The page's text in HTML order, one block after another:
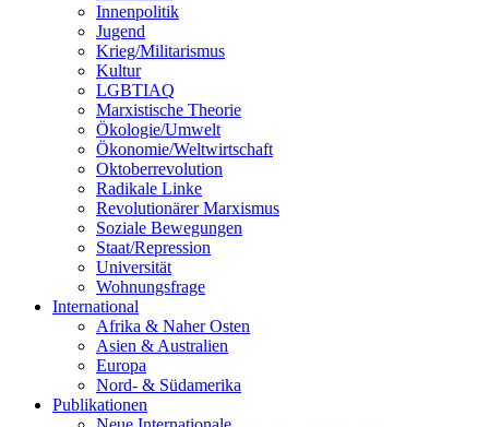
Innenpolitik
Jugend
Krieg/Militarismus
Kultur
LGBTIAQ
Marxistische Theorie
Ökologie/Umwelt
Ökonomie/Weltwirtschaft
Oktoberrevolution
Radikale Linke
Revolutionärer Marxismus
Soziale Bewegungen
Staat/Repression
Universität
Wohnungsfrage
International
Afrika & Naher Osten
Asien & Australien
Europa
Nord- & Südamerika
Publikationen